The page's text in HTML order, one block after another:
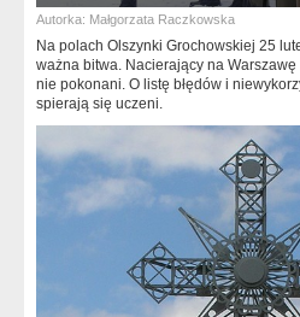
Autorka: Małgorzata Raczkowska
Na polach Olszynki Grochowskiej 25
ważna bitwa. Nacierający na
nie pokonani. O listę błędów i
spierają się uczeni.